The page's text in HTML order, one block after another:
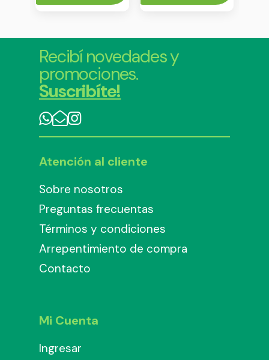
Recibí novedades y
promociones.
Suscribíte!
Atención al cliente
Sobre nosotros
Preguntas frecuentas
Términos y condiciones
Arrepentimiento de compra
Contacto
Mi Cuenta
Ingresar